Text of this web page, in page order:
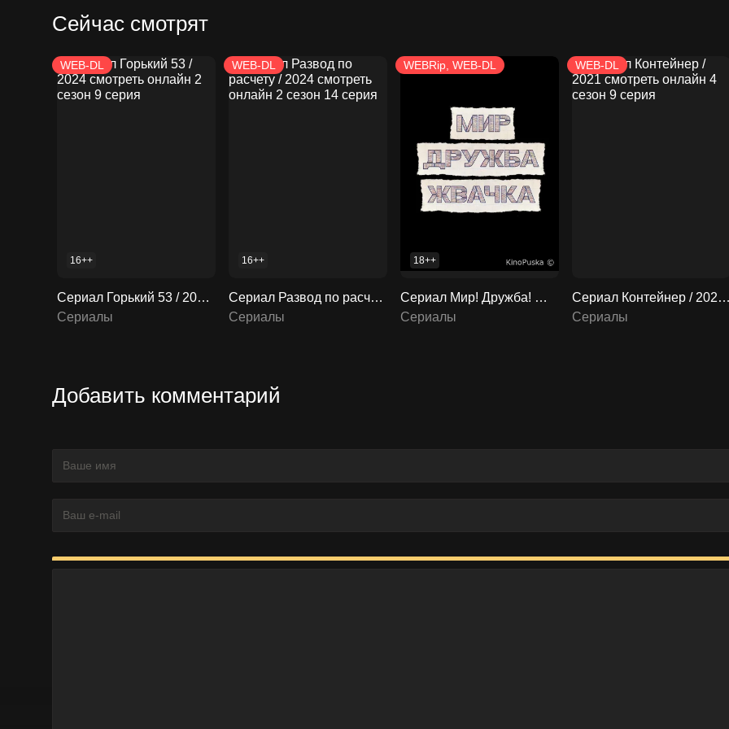
Сейчас смотрят
WEB-DL
16++
Сериал Горький 53 / 2024 смотреть онлайн 2 сезон 9 серия
Сериалы
WEB-DL
16++
Сериал Развод по расчету / 2024 смотреть онлайн 2 сезон 14 серия
Сериалы
WEBRip, WEB-DL
18++
Сериал Мир! Дружба! Жвачка! / 2020 смотреть онлайн 4 сезон 9 серия
Сериалы
WEB-DL
Сериал Контейнер / 2021 смотреть онлайн 4 сезон 9 серия
Сериалы
Добавить комментарий